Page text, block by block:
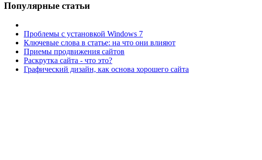
Популярные статьи
Проблемы с установкой Windows 7
Ключевые слова в статье: на что они влияют
Приемы продвижения сайтов
Раскрутка сайта - что это?
Графический дизайн, как основа хорошего сайта